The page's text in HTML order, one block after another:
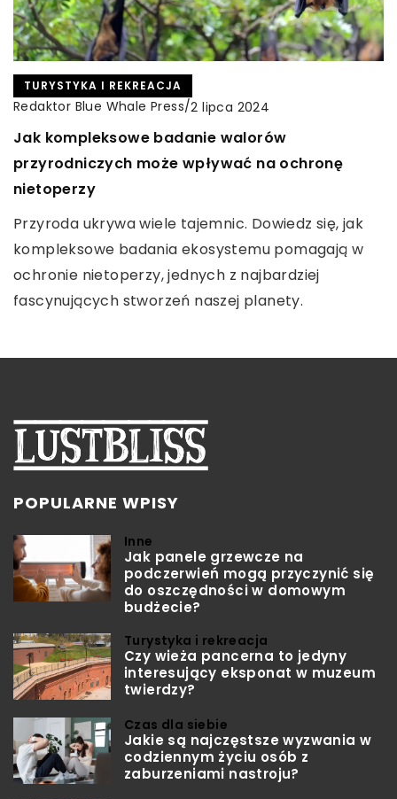
TURYSTYKA I REKREACJA
Redaktor Blue Whale Press/12 czerwca 2023
Wybór apartamentu w Warszawie: Na co
zwrócić uwagę przy wynajmie?
Wybierając apartament w Warszawie: Kluczowe
czynniki do uwzględnienia.
TURYSTYKA I REKREACJA
Redaktor Blue Whale Press/2 lipca 2024
Jak kompleksowe badanie walorów
przyrodniczych może wpływać na ochronę
nietoperzy
Przyroda ukrywa wiele tajemnic. Dowiedz się, jak
kompleksowe badania ekosystemu pomagają w
ochronie nietoperzy, jednych z najbardziej
fascynujących stworzeń naszej planety.
Jakie korzyści przynosi prawidłowe oznaczanie
instalacji elektrycznych?
Prawidłowe oznaczanie instalacji elektrycznych
zapewnia bezpieczeństwo, ułatwia konserwację i
zmniejsza ryzyko awarii. Poznaj, jakie korzyści
możesz osiągnąć.
POPULARNE WPISY
Inne
Jak panele grzewcze na
podczerwień mogą przyczynić się
do oszczędności w domowym
budżecie?
Turystyka i rekreacja
Czy wieża pancerna to jedyny
interesujący eksponat w muzeum
twierdzy?
Czas dla siebie
Jakie są najczęstsze wyzwania w
codziennym życiu osób z
zaburzeniami nastroju?